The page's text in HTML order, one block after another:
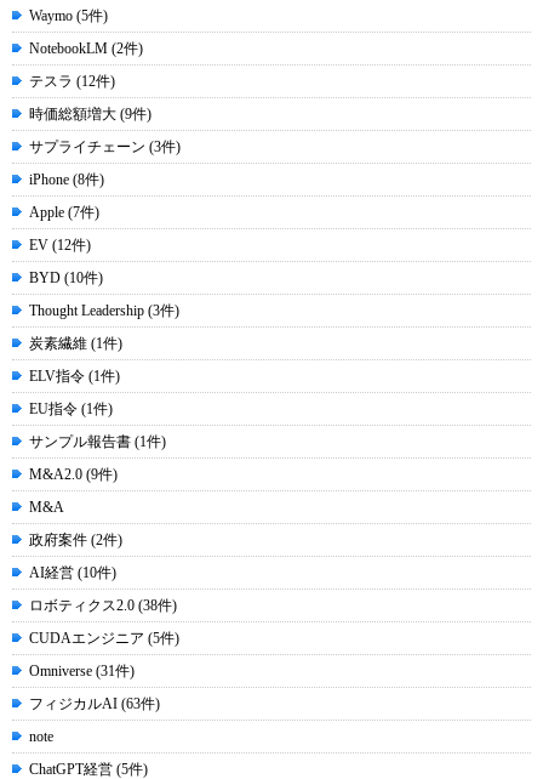
Waymo (5件)
NotebookLM (2件)
テスラ (12件)
時価総額増大 (9件)
サプライチェーン (3件)
iPhone (8件)
Apple (7件)
EV (12件)
BYD (10件)
Thought Leadership (3件)
炭素繊維 (1件)
ELV指令 (1件)
EU指令 (1件)
サンプル報告書 (1件)
M&A2.0 (9件)
M&A
政府案件 (2件)
AI経営 (10件)
ロボティクス2.0 (38件)
CUDAエンジニア (5件)
Omniverse (31件)
フィジカルAI (63件)
note
ChatGPT経営 (5件)